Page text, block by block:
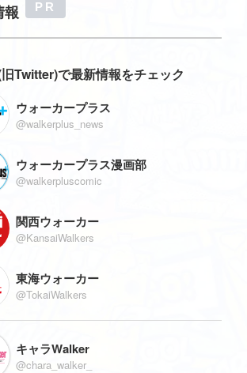
報
Twitter)で最新情報をチェック
ウォーカープラス
@walkerplus_news
ウォーカープラス漫画部
@walkerpluscomic
関西ウォーカー
@KansaiWalkers
東海ウォーカー
@TokaiWalkers
キャラWalker
@chara_walker_